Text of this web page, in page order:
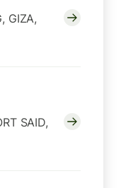
GIZA,
SAID,